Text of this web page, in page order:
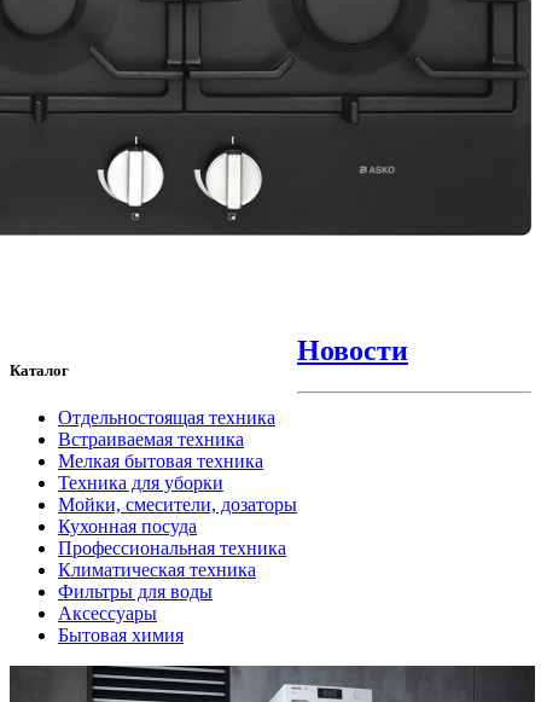
Каталог
Отдельностоящая техника
Встраиваемая техника
Мелкая бытовая техника
Техника для уборки
Мойки, смесители, дозаторы
Кухонная посуда
Профессиональная техника
Климатическая техника
Фильтры для воды
Аксессуары
Бытовая химия
Новости